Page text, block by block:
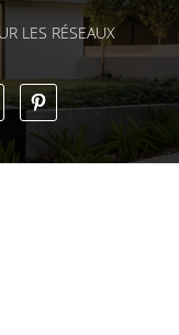
LES RÉSEAUX